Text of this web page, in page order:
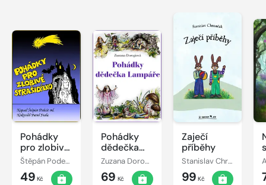
Pohádky
pro zlobivé
strašidýlkoŠtěpán Podešt, ml.
49 Kč
Pohádky
dědečka
Lampáře Zuzana Dorogiová
69 Kč
Zaječí
příběhy
Stanislav Chromčák
99 Kč